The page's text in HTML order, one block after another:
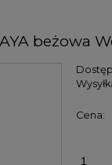
beżowa
Cena: